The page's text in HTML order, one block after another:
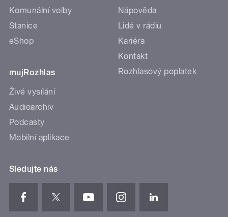
Komunální volby
Stanice
eShop
mujRozhlas
Živé vysílání
Audioarchiv
Podcasty
Mobilní aplikace
Nápověda
Lidé v rádiu
Kariéra
Kontakt
Rozhlasový poplatek
Sledujte nás